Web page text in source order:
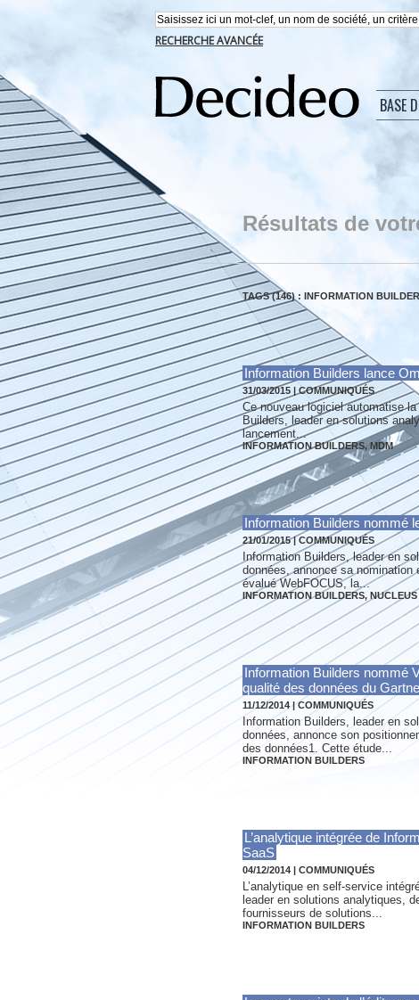
RECHERCHE AVANCÉE
BASE
Résultats de
TAGS (146) : INFORMATION
Information Builders lance
31/03/2015 |COMMUNIQUÉS
Ce nouveau logiciel automatise
Builders, leader en solutions
lancement...
INFORMATION BUILDERS, MDM
Information Builders nommé
21/01/2015|COMMUNIQUÉS
Information Builders, leader en
données, annonce sa
évalué WebFOCUS, la...
INFORMATION BUILDERS,
Information Builders nommé
qualité des données du
11/12/2014|COMMUNIQUÉS
Information Builders, leader en
données, annonce son
des données1. Cette étude...
INFORMATION BUILDERS
L’analytique intégrée de
SaaS
04/12/2014 | COMMUNIQUÉS
L’analytique en self-service
leader en solutions analytiques,
fournisseurs de solutions...
INFORMATION BUILDERS